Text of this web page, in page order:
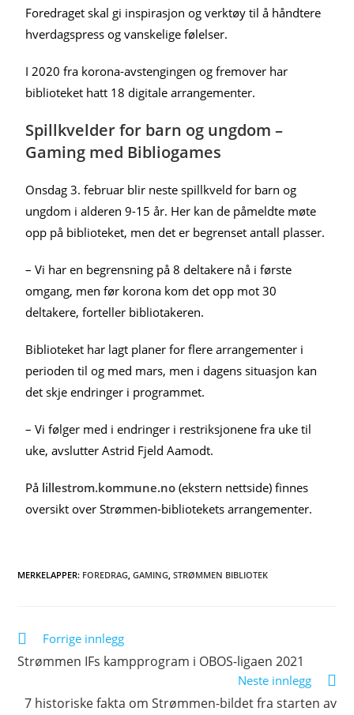
Foredraget skal gi inspirasjon og verktøy til å håndtere
hverdagspress og vanskelige følelser.
I 2020 fra korona-avstengingen og fremover har
biblioteket hatt 18 digitale arrangementer.
Spillkvelder for barn og ungdom –
Gaming med Bibliogames
Onsdag 3. februar blir neste spillkveld for barn og
ungdom i alderen 9-15 år. Her kan de påmeldte møte
opp på biblioteket, men det er begrenset antall plasser.
– Vi har en begrensning på 8 deltakere nå i første
omgang, men før korona kom det opp mot 30
deltakere, forteller bibliotakeren.
Biblioteket har lagt planer for flere arrangementer i
perioden til og med mars, men i dagens situasjon kan
det skje endringer i programmet.
– Vi følger med i endringer i restriksjonene fra uke til
uke, avslutter Astrid Fjeld Aamodt.
På lillestrom.kommune.no (ekstern nettside) finnes
oversikt over Strømmen-bibliotekets arrangementer.
MERKELAPPER: FOREDRAG GAMING STRØMMEN BIBLIOTEK
Forrige innlegg
Strømmen IFs kampprogram i OBOS-ligaen 2021
Neste innlegg
7 historiske fakta om Strømmen-bildet fra starten av